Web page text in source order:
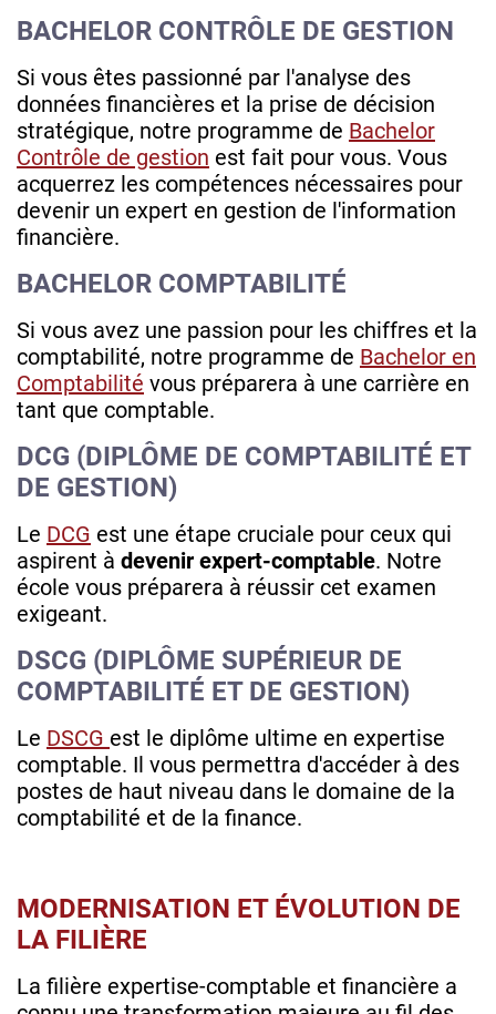
BACHELOR CONTRÔLE DE GESTION
Si vous êtes passionné par l'analyse des
données financières et la prise de décision
stratégique, notre programme de Bachelor
Contrôle de gestion est fait pour vous. Vous
acquerrez les compétences nécessaires pour
devenir un expert en gestion de l'information
financière.
BACHELOR COMPTABILITÉ
Si vous avez une passion pour les chiffres et la
comptabilité, notre programme de Bachelor en
Comptabilité vous préparera à une carrière en
tant que comptable.
DCG (DIPLÔME DE COMPTABILITÉ ET
DE GESTION)
Le DCG est une étape cruciale pour ceux qui
aspirent à devenir expert-comptable. Notre
école vous préparera à réussir cet examen
exigeant.
DSCG (DIPLÔME SUPÉRIEUR DE
COMPTABILITÉ ET DE GESTION)
Le DSCG est le diplôme ultime en expertise
comptable. Il vous permettra d'accéder à des
postes de haut niveau dans le domaine de la
comptabilité et de la finance.
MODERNISATION ET ÉVOLUTION DE
LA FILIÈRE
La filière expertise-comptable et financière a